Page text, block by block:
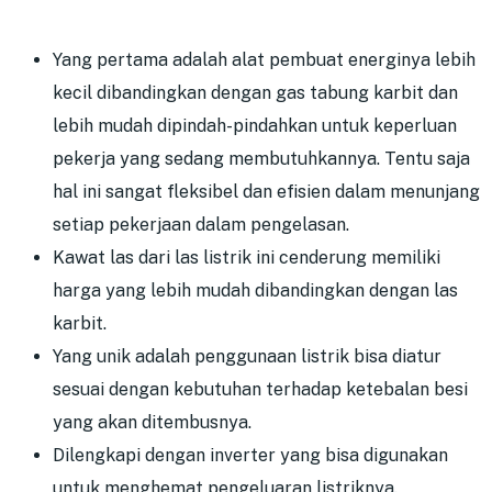
Yang pertama adalah alat pembuat energinya lebih
kecil dibandingkan dengan gas tabung karbit dan
lebih mudah dipindah-pindahkan untuk keperluan
pekerja yang sedang membutuhkannya. Tentu saja
hal ini sangat fleksibel dan efisien dalam menunjang
setiap pekerjaan dalam pengelasan.
Kawat las dari las listrik ini cenderung memiliki
harga yang lebih mudah dibandingkan dengan las
karbit.
Yang unik adalah penggunaan listrik bisa diatur
sesuai dengan kebutuhan terhadap ketebalan besi
yang akan ditembusnya.
Dilengkapi dengan inverter yang bisa digunakan